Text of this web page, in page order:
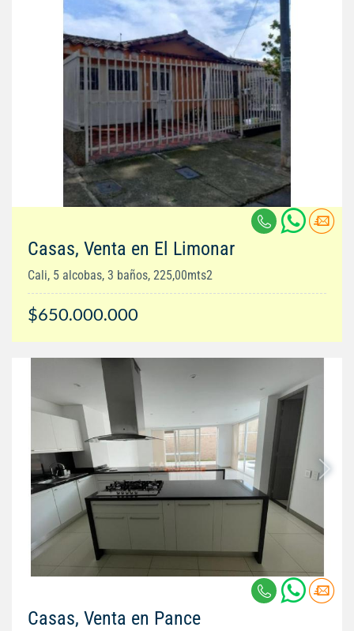
Casas, Venta en El Limonar
Cali, 5 alcobas, 3 baños, 225,00mts2
$650.000.000
Casas, Venta en Pance